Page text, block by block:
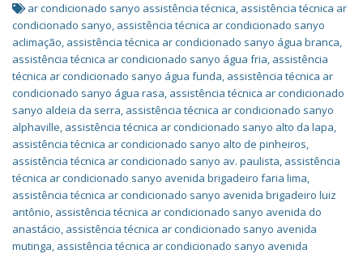
ar condicionado sanyo assistência técnica, assistência técnica ar
condicionado sanyo, assistência técnica ar condicionado sanyo
aclimação, assistência técnica ar condicionado sanyo água branca,
assistência técnica ar condicionado sanyo água fria, assistência
técnica ar condicionado sanyo água funda, assistência técnica ar
condicionado sanyo água rasa, assistência técnica ar condicionado
sanyo aldeia da serra, assistência técnica ar condicionado sanyo
alphaville, assistência técnica ar condicionado sanyo alto da lapa,
assistência técnica ar condicionado sanyo alto de pinheiros,
assistência técnica ar condicionado sanyo av. paulista, assistência
técnica ar condicionado sanyo avenida brigadeiro faria lima,
assistência técnica ar condicionado sanyo avenida brigadeiro luiz
antônio, assistência técnica ar condicionado sanyo avenida do
anastácio, assistência técnica ar condicionado sanyo avenida
mutinga, assistência técnica ar condicionado sanyo avenida